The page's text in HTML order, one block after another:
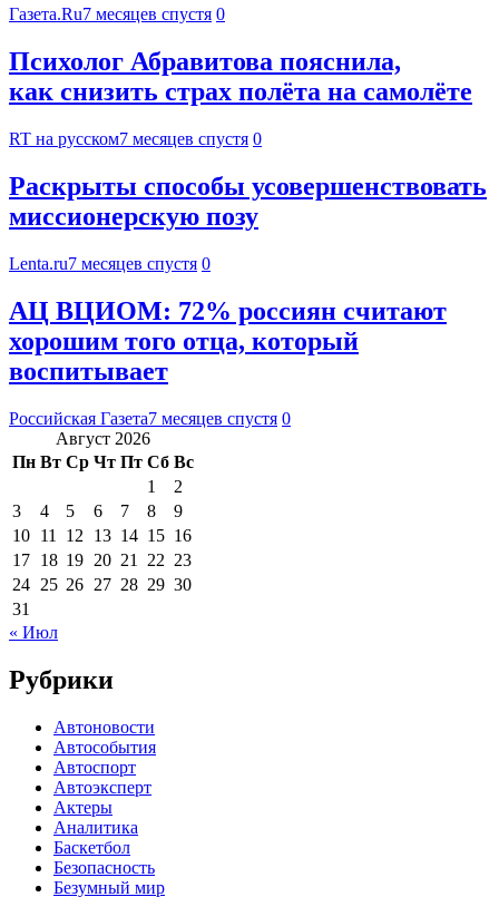
Газета.Ru7 месяцев спустя 0
Психолог Абравитова пояснила,
как снизить страх полёта на самолёте
RT на русском7 месяцев спустя 0
Раскрыты способы усовершенствовать
миссионерскую позу
Lenta.ru7 месяцев спустя 0
АЦ ВЦИОМ: 72% россиян считают
хорошим того отца, который
воспитывает
Российская Газета7 месяцев спустя 0
Август 2026
Пн Вт Ср Чт Пт Сб Вс
1
2
3
4 5 6 7 8
9
10 11 12 13 14 15 16
17 18 19 20 21 22 23
24 25 26 27 28 29 30
31
« Июл
Рубрики
Автоновости
Автособытия
Автоспорт
Автоэксперт
Актеры
Аналитика
Баскетбол
Безопасность
Безумный мир